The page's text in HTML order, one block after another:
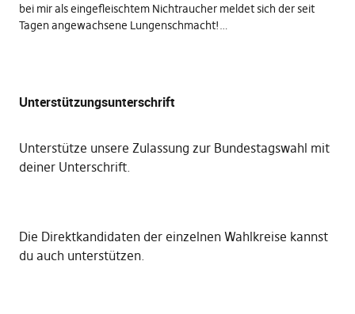
bei mir als eingefleischtem Nichtraucher meldet sich der seit
Tagen angewachsene Lungenschmacht!…
Unterstützungsunterschrift
Unterstütze unsere Zulassung zur Bundestagswahl mit
deiner Unterschrift.
Die Direktkandidaten der einzelnen Wahlkreise kannst
du auch unterstützen.